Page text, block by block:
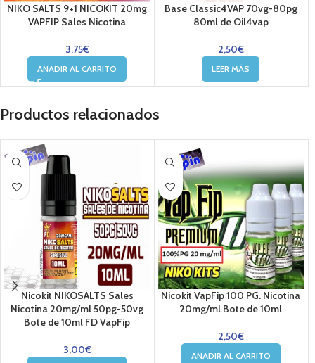
NIKO SALTS 9+1 NICOKIT 20mg
VAPFIP Sales Nicotina
3,75€
AÑADIR AL CARRITO
Base Classic4VAP 70vg-80pg
80ml de Oil4vap
2,50€
LEER MÁS
Productos relacionados
Nicokit NIKOSALTS Sales
Nicotina 20mg/ml 50pg-50vg
Bote de 10ml FD VapFip
3,00€
Nicokit VapFip 100 PG. Nicotina
20mg/ml Bote de 10ml
2,50€
AÑADIR AL CARRITO